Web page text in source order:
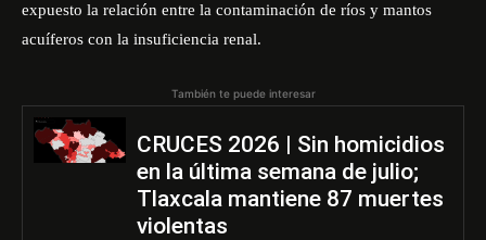
expuesto la relación entre la contaminación de ríos y mantos
acuíferos con la insuficiencia renal.
También te puede interesar
CRUCES 2026 | Sin homicidios
en la última semana de julio;
Tlaxcala mantiene 87 muertes
violentas